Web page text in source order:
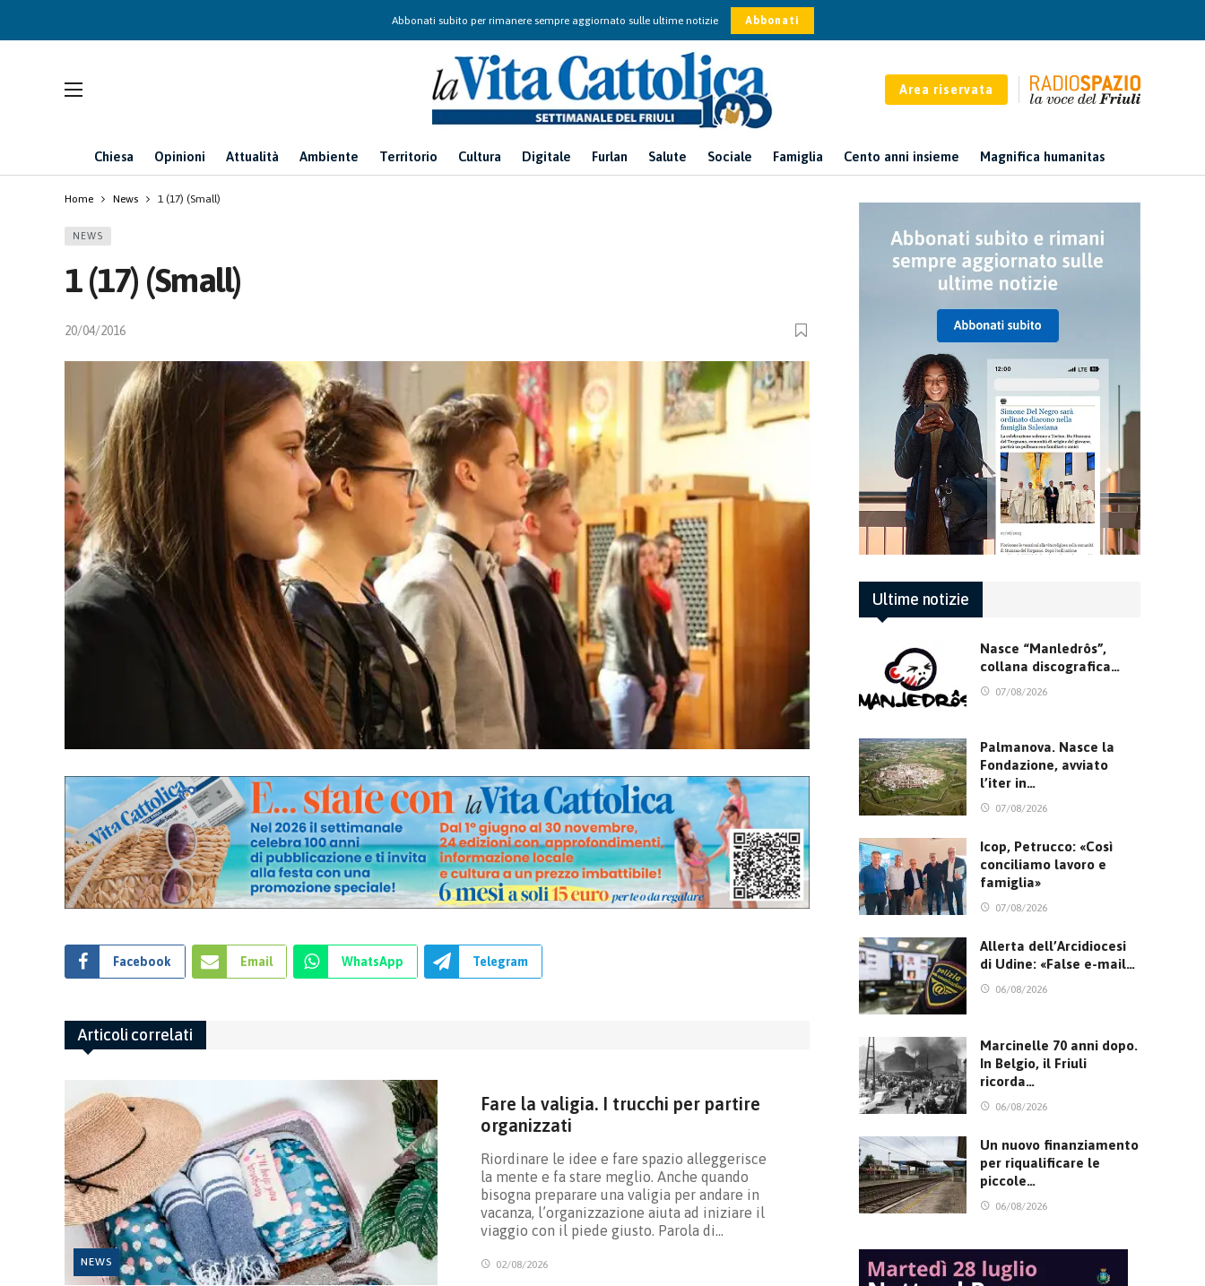
Abbonati subito per rimanere sempre aggiornato sulle ultime notizie Abbonati
Area riservata
Chiesa Opinioni Attualità Ambiente Territorio Cultura Digitale Furlan Salute Sociale Famiglia Cento anni insieme Magnifica humanitas
Home News 1 (17) (Small)
NEWS
1 (17) (Small)
20/04/2016
Facebook Email WhatsApp Telegram
Articoli correlati
NEWS
Fare la valigia. I trucchi per partire
organizzati
Riordinare le idee e fare spazio alleggerisce
la mente e fa stare meglio. Anche quando
bisogna preparare una valigia per andare in
vacanza, l’organizzazione aiuta ad iniziare il
viaggio con il piede giusto. Parola di…
02/08/2026
Ultime notizie
Nasce “Manledrôs”,
collana discografica…
07/08/2026
Palmanova. Nasce la
Fondazione, avviato
l’iter in…
07/08/2026
Icop, Petrucco: «Così
conciliamo lavoro e
famiglia»
07/08/2026
Allerta dell’Arcidiocesi
di Udine: «False e-mail…
06/08/2026
Marcinelle 70 anni dopo.
In Belgio, il Friuli
ricorda…
06/08/2026
Un nuovo finanziamento
per riqualificare le
piccole…
06/08/2026